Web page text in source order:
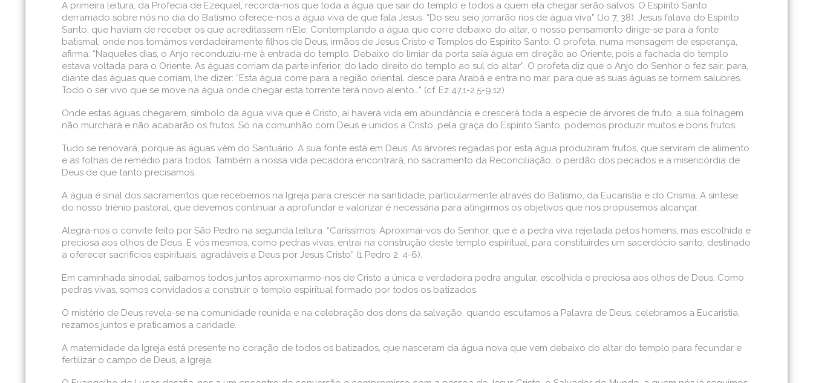
A primeira leitura, da Profecia de Ezequiel, recorda-nos que toda a água que sair do templo e todos a quem ela chegar serão salvos. O Espírito Santo
derramado sobre nós no dia do Batismo oferece-nos a água viva de que fala Jesus. “Do seu seio jorrarão rios de água viva” (Jo 7, 38), Jesus falava do Espírito
Santo, que haviam de receber os que acreditassem n’Ele. Contemplando a água que corre debaixo do altar, o nosso pensamento dirige-se para a fonte
batismal, onde nos tornámos verdadeiramente filhos de Deus, irmãos de Jesus Cristo e Templos do Espírito Santo. O profeta, numa mensagem de esperança,
afirma: “Naqueles dias, o Anjo reconduziu-me à entrada do templo. Debaixo do limiar da porta saía água em direção ao Oriente, pois a fachada do templo
estava voltada para o Oriente. As águas corriam da parte inferior, do lado direito do templo ao sul do altar”. O profeta diz que o Anjo do Senhor o fez sair, para,
diante das águas que corriam, lhe dizer: “Esta água corre para a região oriental, desce para Arabá e entra no mar, para que as suas águas se tornem salubres.
Todo o ser vivo que se move na água onde chegar esta torrente terá novo alento…” (cf. Ez 47,1-2.5-9.12)
Onde estas águas chegarem, símbolo da água viva que é Cristo, aí haverá vida em abundância e crescerá toda a espécie de árvores de fruto, a sua folhagem
não murchará e não acabarão os frutos. Só na comunhão com Deus e unidos a Cristo, pela graça do Espírito Santo, podemos produzir muitos e bons frutos.
Tudo se renovará, porque as águas vêm do Santuário. A sua fonte está em Deus. As árvores regadas por esta água produziram frutos, que serviram de alimento
e as folhas de remédio para todos. Também a nossa vida pecadora encontrará, no sacramento da Reconciliação, o perdão dos pecados e a misericórdia de
Deus de que tanto precisamos.
A água é sinal dos sacramentos que recebemos na Igreja para crescer na santidade, particularmente através do Batismo, da Eucaristia e do Crisma. A síntese
do nosso triénio pastoral, que devemos continuar a aprofundar e valorizar é necessária para atingirmos os objetivos que nos propusemos alcançar.
Alegra-nos o convite feito por São Pedro na segunda leitura. “Caríssimos: Aproximai-vos do Senhor, que é a pedra viva rejeitada pelos homens, mas escolhida e
preciosa aos olhos de Deus. E vós mesmos, como pedras vivas, entrai na construção deste templo espiritual, para constituirdes um sacerdócio santo, destinado
a oferecer sacrifícios espirituais, agradáveis a Deus por Jesus Cristo” (1 Pedro 2, 4-6).
Em caminhada sinodal, saibamos todos juntos aproximarmo-nos de Cristo a única e verdadeira pedra angular, escolhida e preciosa aos olhos de Deus. Como
pedras vivas, somos convidados a construir o templo espiritual formado por todos os batizados.
O mistério de Deus revela-se na comunidade reunida e na celebração dos dons da salvação, quando escutamos a Palavra de Deus, celebramos a Eucaristia,
rezamos juntos e praticamos a caridade.
A maternidade da Igreja está presente no coração de todos os batizados, que nasceram da água nova que vem debaixo do altar do templo para fecundar e
fertilizar o campo de Deus, a Igreja.